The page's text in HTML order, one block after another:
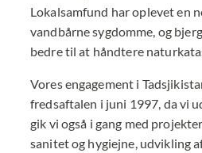
Lokalsamfund har oplevet en
vandbårne sygdomme, og
bedre til at håndtere
Vores engagement i
fredsaftalen i juni 1997, da vi
gik vi også i gang med
sanitet og hygiejne, udvikling